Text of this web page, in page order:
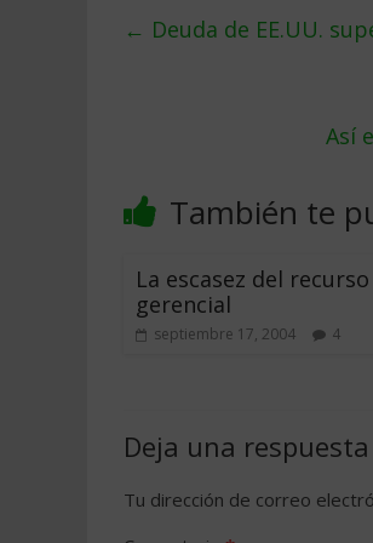
← Deuda de EE.UU.
Así
También te
La escasez del recurso
gerencial
septiembre 17, 2004 4
Deja una respuesta
Tu dirección de correo